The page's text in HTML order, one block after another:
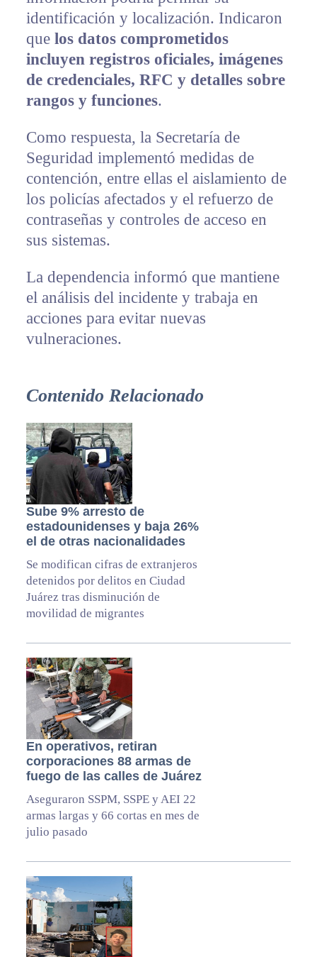
identificación y localización. Indicaron
que los datos comprometidos
incluyen registros oficiales, imágenes
de credenciales, RFC y detalles sobre
rangos y funciones.
Como respuesta, la Secretaría de
Seguridad implementó medidas de
contención, entre ellas el aislamiento de
los policías afectados y el refuerzo de
contraseñas y controles de acceso en
sus sistemas.
La dependencia informó que mantiene
el análisis del incidente y trabaja en
acciones para evitar nuevas
vulneraciones.
Contenido Relacionado
Sube 9% arresto de
estadounidenses y baja 26%
el de otras nacionalidades
Se modifican cifras de extranjeros
detenidos por delitos en Ciudad
Juárez tras disminución de
movilidad de migrantes
En operativos, retiran
corporaciones 88 armas de
fuego de las calles de Juárez
Aseguraron SSPM, SSPE y AEI 22
armas largas y 66 cortas en mes de
julio pasado